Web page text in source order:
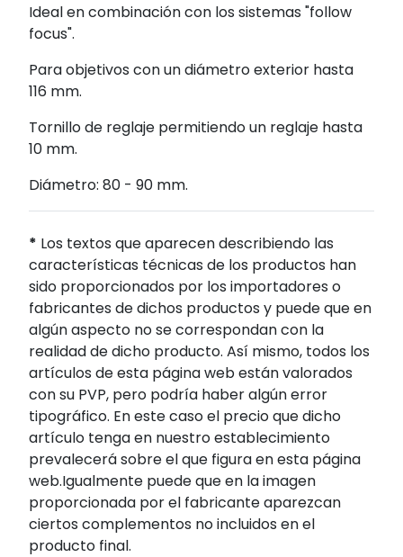
Ideal en combinación con los sistemas "follow
focus".
Para objetivos con un diámetro exterior hasta
116 mm.
Tornillo de reglaje permitiendo un reglaje hasta
10 mm.
Diámetro: 80 - 90 mm.
* Los textos que aparecen describiendo las
características técnicas de los productos han
sido proporcionados por los importadores o
fabricantes de dichos productos y puede que en
algún aspecto no se correspondan con la
realidad de dicho producto. Así mismo, todos los
artículos de esta página web están valorados
con su PVP, pero podría haber algún error
tipográfico. En este caso el precio que dicho
artículo tenga en nuestro establecimiento
prevalecerá sobre el que figura en esta página
web.Igualmente puede que en la imagen
proporcionada por el fabricante aparezcan
ciertos complementos no incluidos en el
producto final.